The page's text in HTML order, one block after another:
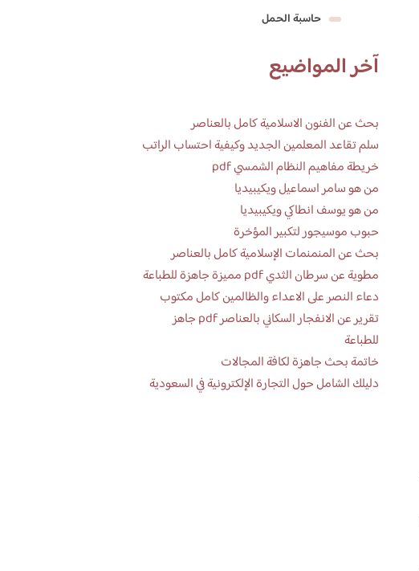
حاسبة الحمل
آخر المواضيع
بحث عن الفنون الاسلامية كامل بالعناصر
سلم تقاعد المعلمين الجديد وكيفية احتساب الراتب
خريطة مفاهيم النظام الشمسي pdf
من هو سامر اسماعيل ويكيبيديا
من هو يوسف انطاكي ويكيبيديا
حبوب موسيجور لتكبير المؤخرة
بحث عن المنمنمات الإسلامية كامل بالعناصر
مطوية عن سرطان الثدي pdf مميزة جاهزة للطباعة
دعاء النصر على الاعداء والظالمين كامل مكتوب
تقرير عن الانفجار السكاني بالعناصر pdf جاهز
للطباعة
خاتمة بحث جاهزة لكافة المجالات
دليلك الشامل حول التجارة الإلكترونية في السعودية